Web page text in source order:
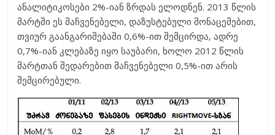
ანალიტიკოსები 2%-იან ზრდას ელოდნენ. 2013 წლის
მარტში ეს მაჩვენებელი, დაზუსტებული მონაცემებით,
თვიურ გაანგარიშებაში 0,6%-ით შემცირდა, ადრე
0,7%-იან კლებაზე იყო საუბარი, ხოლო 2012 წლის
მარტთან შედარებით მაჩვენებელი 0,5%-ით არის
შემცირებული.